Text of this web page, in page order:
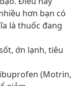
hơn bạn có
là thuốc đang
ớn lạnh, tiêu
(Motrin,